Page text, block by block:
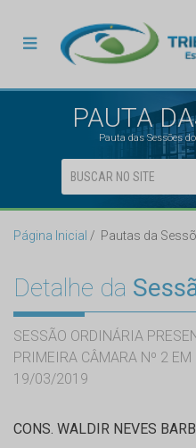
PAUTA
Pauta das Sessões
Página Inicial Pautas da
Detalhe da
SESSÃO ORDINÁRIA
PRIMEIRA CÂMARA Nº 2 EM
19/03/2019
CONS. WALDIR NEVES